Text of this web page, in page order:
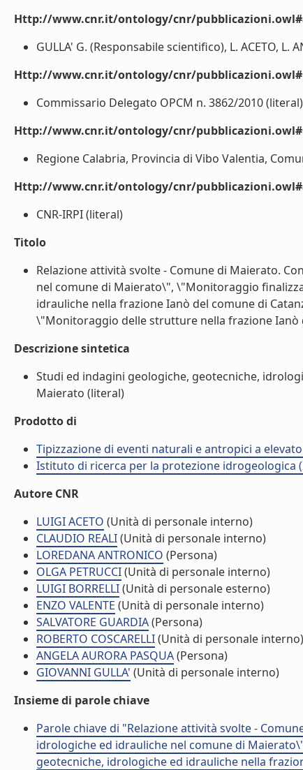
Http://www.cnr.it/ontology/cnr/
GULLA' G. (Responsabile scientifico), L. ACETO, L.
Http://www.cnr.it/ontology/cnr/
Commissario Delegato OPCM n. 3862/2010 (literal)
Http://www.cnr.it/ontology/cnr/
Regione Calabria, Provincia di Vibo Valentia,
Http://www.cnr.it/ontology/cnr/
CNR-IRPI (literal)
Titolo
Relazione attività svolte - Comune di Maierato.
nel comune di Maierato\", \"Monitoraggio
idrauliche nella frazione Ianò del comune di
\"Monitoraggio delle strutture nella frazione Ianò
Descrizione sintetica
Studi ed indagini geologiche, geotecniche,
Maierato (literal)
Prodotto di
Tipizzazione di eventi naturali e antropici a
Istituto di ricerca per la protezione idrogeologica
Autore CNR
LUIGI ACETO (Unità di personale interno)
CLAUDIO REALI(Unità di personale interno)
LOREDANA ANTRONICO (Persona)
OLGA PETRUCCI(Unità di personale interno)
LUIGI BORRELLI(Unità di personale esterno)
ENZO VALENTE (Unità di personale interno)
SALVATORE GUARDIA(Persona)
ROBERTO COSCARELLI(Unità di personale interno)
ANGELA AURORA PASQUA(Persona)
GIOVANNI GULLA' (Unità di personale interno)
Insieme di parole chiave
Parole chiave di "Relazione attività svolte -
idrologiche ed idrauliche nel comune di
geotecniche, idrologiche ed idrauliche nella